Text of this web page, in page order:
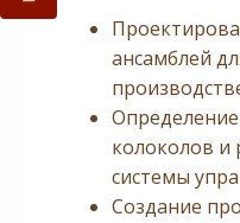
ансамблей
колоколов и
системы
Создание